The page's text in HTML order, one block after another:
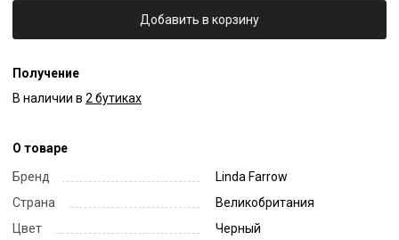
Добавить в корзину
Получение
В наличии в 2 бутиках
О товаре
Бренд
Linda Farrow
Страна
Великобритания
Цвет
Черный